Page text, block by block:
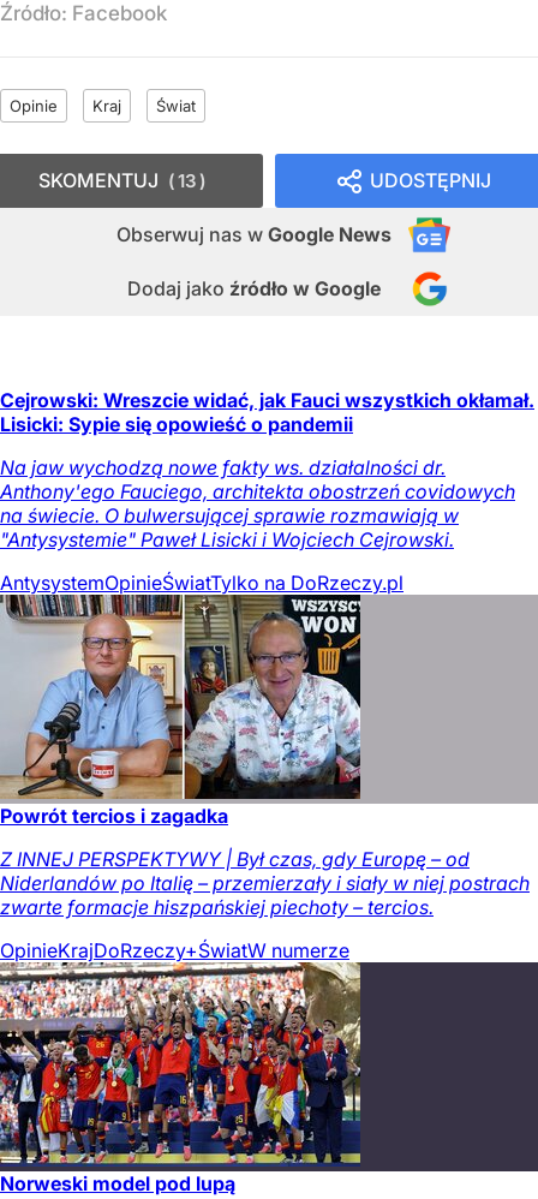
Źródło: Facebook
Opinie Kraj Świat
UDOSTĘPNIJ
Obserwuj nas w Google News
Dodaj jako źródło w Google
SKOMENTUJ 13
Cejrowski: Wreszcie widać, jak Fauci wszystkich okłamał.
Lisicki: Sypie się opowieść o pandemii
Na jaw wychodzą nowe fakty ws. działalności dr.
Anthony'ego Fauciego, architekta obostrzeń covidowych
na świecie. O bulwersującej sprawie rozmawiają w
"Antysystemie" Paweł Lisicki i Wojciech Cejrowski.
AntysystemOpinieŚwiatTylko na DoRzeczy.pl
Powrót tercios i zagadka
Z INNEJ PERSPEKTYWY | Był czas, gdy Europę – od
Niderlandów po Italię – przemierzały i siały w niej postrach
zwarte formacje hiszpańskiej piechoty – tercios.
OpinieKrajDoRzeczy+ŚwiatW numerze
Norweski model pod lupą